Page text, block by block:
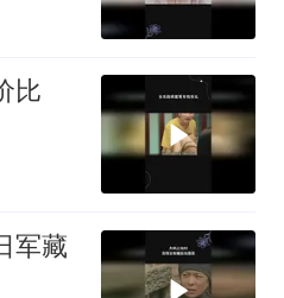
比
军藏